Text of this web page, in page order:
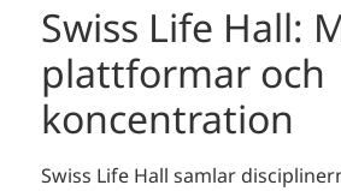
Swiss Life Hall:
plattformar och
koncentration
Swiss Life Hall samlar